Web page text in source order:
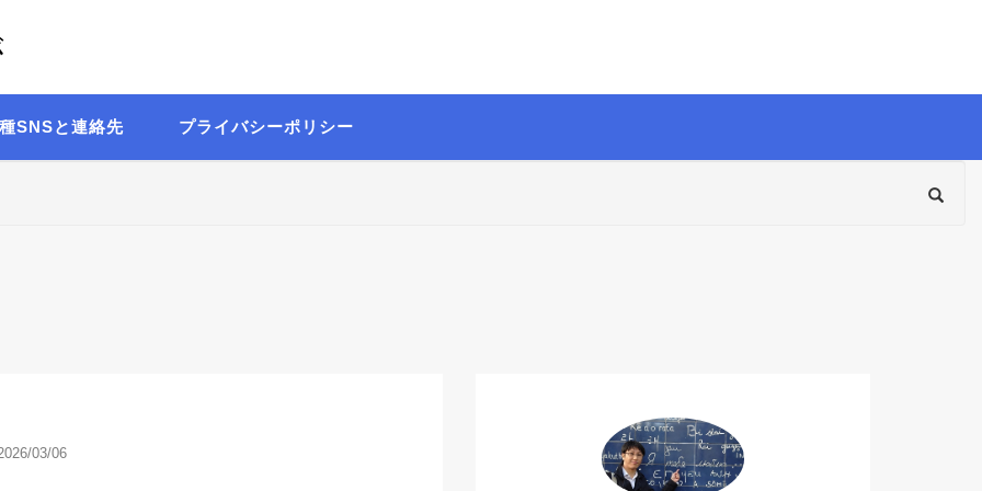
SNSと連絡先 プライバシーポリシー
03/06